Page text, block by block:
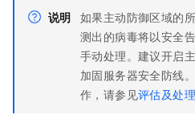
说明 如果主动防御区域的
测出的病毒将以安全
手动处理。建议开启
加固服务器安全防线
作，请参见评估及处